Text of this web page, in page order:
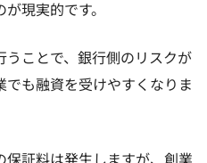
現実的です。
ことで、銀行側のリスクが
も融資を受けやすくなりま